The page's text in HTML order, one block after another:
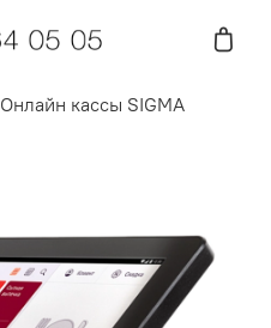
Онлайн кассы SIGMA